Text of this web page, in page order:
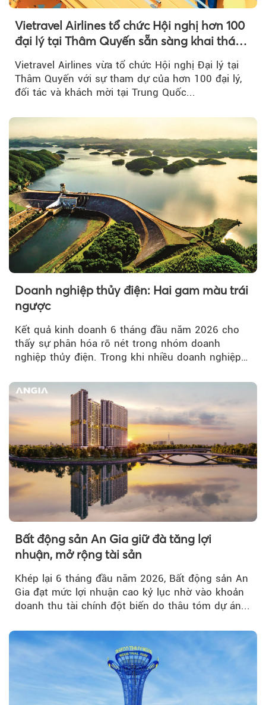
Vietravel Airlines tổ chức Hội nghị hơn 100
đại lý tại Thâm Quyến sẵn sàng khai thác
đường bay thẳng TP.HCM - Thâm Quyến
Vietravel Airlines vừa tổ chức Hội nghị Đại lý tại
Thâm Quyến với sự tham dự của hơn 100 đại lý,
đối tác và khách mời tại Trung Quốc...
Doanh nghiệp thủy điện: Hai gam màu trái
ngược
Kết quả kinh doanh 6 tháng đầu năm 2026 cho
thấy sự phân hóa rõ nét trong nhóm doanh
nghiệp thủy điện. Trong khi nhiều doanh nghiệp
Bất động sản An Gia giữ đà tăng lợi
nhuận, mở rộng tài sản
Khép lại 6 tháng đầu năm 2026, Bất động sản An
Gia đạt mức lợi nhuận cao kỷ lục nhờ vào khoản
doanh thu tài chính đột biến do thâu tóm dự án...